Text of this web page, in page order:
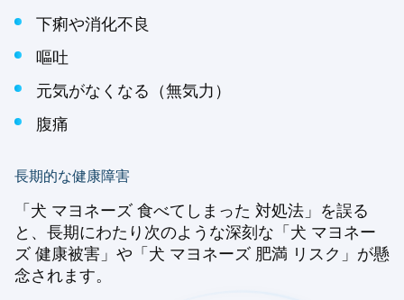
下痢や消化不良
嘔吐
元気がなくなる（無気力）
腹痛
長期的な健康障害
「犬 マヨネーズ 食べてしまった 対処法」を誤る
と、長期にわたり次のような深刻な「犬 マヨネー
ズ 健康被害」や「犬 マヨネーズ 肥満 リスク」が懸
念されます。